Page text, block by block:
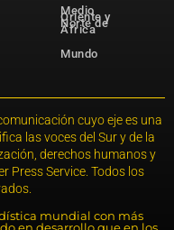
Medio
Oriente y
Norte de
África
Mundo
cuyo eje es una
las voces del Sur y de la
derechos humanos y
Press Service. Todos los
mundial con más